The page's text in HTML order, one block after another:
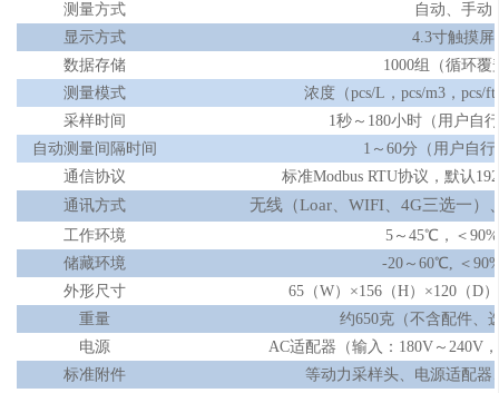
测量方式
自动、手动
显示方式
4.3寸触摸屏
数据存储
1000组（循环覆
测量模式
浓度（pcs/L，pcs/m3，pcs/
采样时间
1秒～180小时（用户自
自动测量间隔时间
1～60分（用户自
通信协议
标准Modbus RTU协议，默认
通讯方式
无线（Loar、WIFI、4G三选一）
工作环境
5～45℃，＜
储藏环境
-20～60℃, ＜
外形尺寸
65（W）×156（H）×120（D
重量
约650克（不含配件、
电源
AC适配器（输入：180V～240V
标准附件
等动力采样头、电源适配器